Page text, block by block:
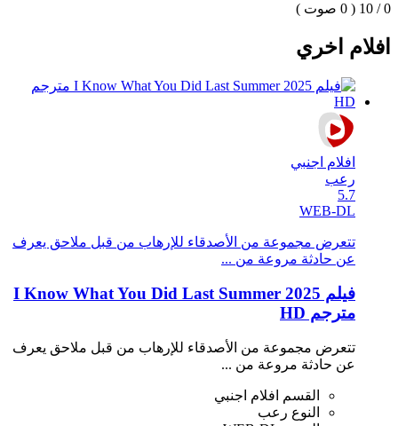
0 / 10 ( 0 صوت )
افلام اخري
افلام اجنبي
رعب
5.7
WEB-DL
تتعرض مجموعة من الأصدقاء للإرهاب من قبل ملاحق يعرف
عن حادثة مروعة من ...
فيلم I Know What You Did Last Summer 2025
مترجم HD
تتعرض مجموعة من الأصدقاء للإرهاب من قبل ملاحق يعرف
عن حادثة مروعة من ...
القسم
افلام اجنبي
النوع رعب